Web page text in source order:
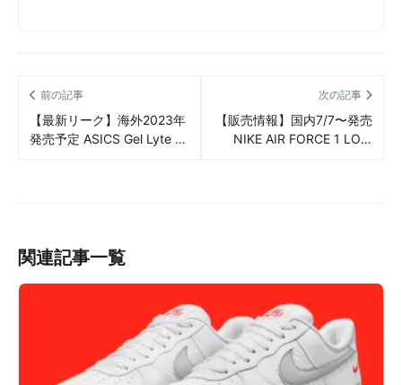
前の記事
【最新リーク】海外2023年
発売予定 ASICS Gel Lyte V
次の記事
【販売情報】国内7/7〜発売
NIKE AIR FORCE 1 LOW
関連記事一覧